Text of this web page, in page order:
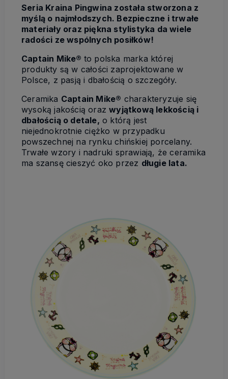
Seria Kraina Pingwina została stworzona z
myślą o najmłodszych. Bezpieczne i trwałe
materiały oraz piękna stylistyka da wiele
radości ze wspólnych posiłków!
Captain Mike® to polska marka której
produkty są w całości zaprojektowane w
Polsce, z pasją i dbałością o szczegóły.
Ceramika Captain Mike® charakteryzuje się
wysoką jakością orazwyjątkową lekkością i
dbałością o detale, o którą jest
niejednokrotnie ciężko w przypadku
powszechnej na rynku chińskiej porcelany.
Trwałe wzory i nadruki sprawiają, że ceramika
ma szansę cieszyć oko przez długie lata.